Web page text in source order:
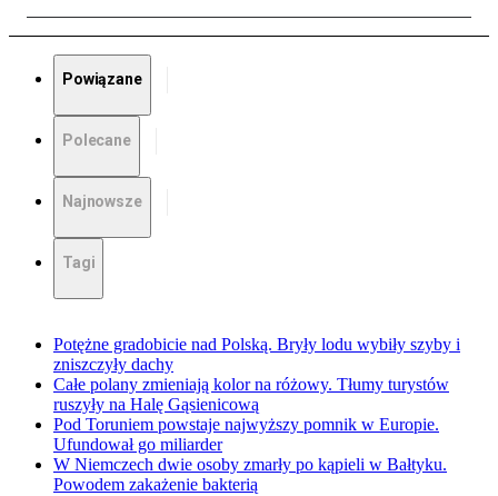
Powiązane
Polecane
Najnowsze
Tagi
Potężne gradobicie nad Polską. Bryły lodu wybiły szyby i
zniszczyły dachy
Całe polany zmieniają kolor na różowy. Tłumy turystów
ruszyły na Halę Gąsienicową
Pod Toruniem powstaje najwyższy pomnik w Europie.
Ufundował go miliarder
W Niemczech dwie osoby zmarły po kąpieli w Bałtyku.
Powodem zakażenie bakterią